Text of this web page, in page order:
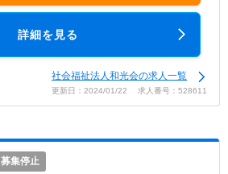
詳細を見る
社会福祉法人和光会の求人一覧
更新日：2024/01/22 求人番号：528611
募集停止